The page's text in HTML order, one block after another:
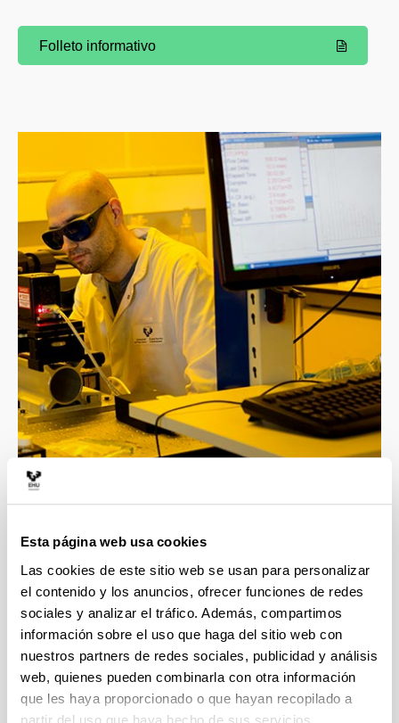
Esta página web usa cookies
Las cookies de este sitio web se usan para personalizar
el contenido y los anuncios, ofrecer funciones de redes
sociales y analizar el tráfico. Además, compartimos
información sobre el uso que haga del sitio web con
nuestros partners de redes sociales, publicidad y análisis
web, quienes pueden combinarla con otra información
que les haya proporcionado o que hayan recopilado a
partir del uso que haya hecho de sus servicios.
(Abre una nueva ventana)
Folleto informativo
4 razones para elegir este grado
Profesorado altamente cualificado, todos los
docentes cuentan con el título de doctor.
El grado involucra a 4 departamentos de
reconocido prestigio internacional en
investigación, esto facilita la realización de
estudios de postgrado con el apoyo de grupos de
investigación de alto nivel.